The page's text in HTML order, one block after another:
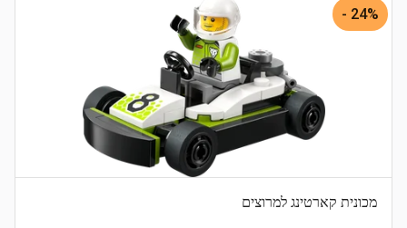
24% -
מכונית קארטינג למרוצים